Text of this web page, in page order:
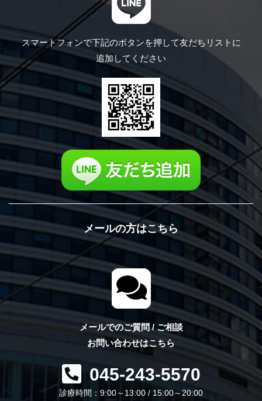
スマートフォンで下記のボタンを押して友だちリストに
追加してください
メールの方はこちら
メールでのご質問 / ご相談
お問い合わせはこちら
045-243-5570
診療時間：9:00～13:00 / 15:00～20:00